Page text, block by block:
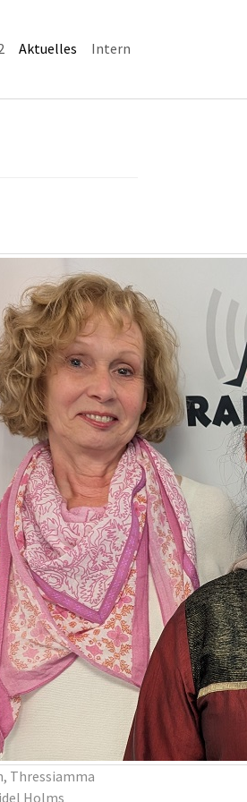
for "Über uns"
Aktuelles (current)
Intern
Thressiamma
Holms